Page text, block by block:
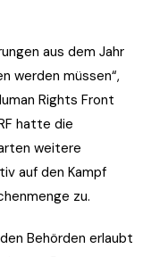
aus dem Jahr
werden müssen“,
Rights Front
hatte die
weitere
auf den Kampf
zu.
Behörden erlaubt